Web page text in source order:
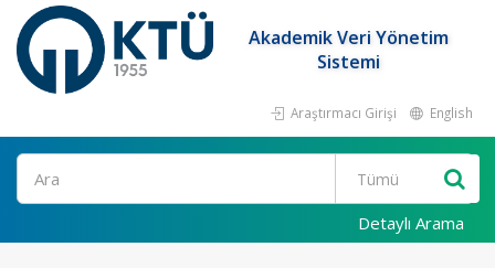
Akademik Veri Yönetim
Sistemi
Araştırmacı Girişi English
Ara
Detaylı Arama